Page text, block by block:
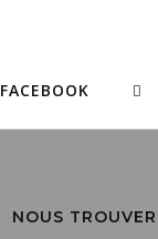
FACEBOOK
NOUS TROUVER